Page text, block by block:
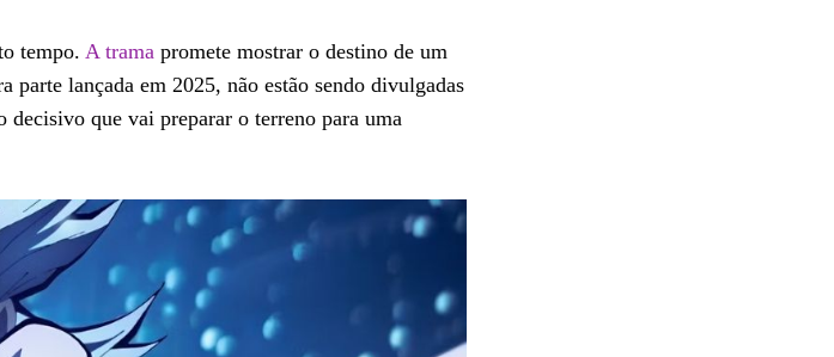
tempo. A trama promete mostrar o destino de um
parte lançada em 2025, não estão sendo divulgadas
que vai preparar o terreno para uma